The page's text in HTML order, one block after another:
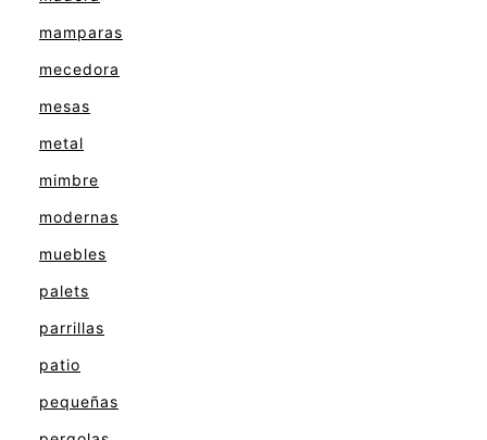
mamparas
mecedora
mesas
metal
mimbre
modernas
muebles
palets
parrillas
patio
pequeñas